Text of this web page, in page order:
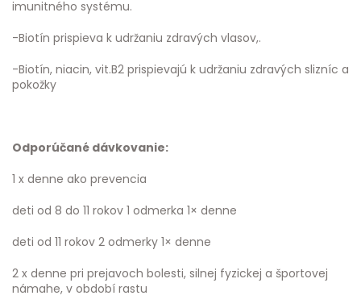
imunitného systému.
-Biotín prispieva k udržaniu zdravých vlasov,.
-Biotín, niacin, vit.B2 prispievajú k udržaniu zdravých slizníc a
pokožky
Odporúčané dávkovanie:
1 x denne ako prevencia
deti od 8 do 11 rokov 1 odmerka 1× denne
deti od 11 rokov 2 odmerky 1× denne
2 x denne pri prejavoch bolesti, silnej fyzickej a športovej
námahe, v období rastu